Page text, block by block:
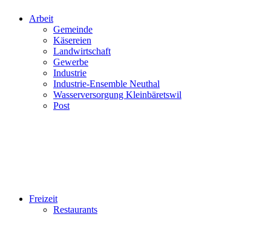
Arbeit
Gemeinde
Käsereien
Landwirtschaft
Gewerbe
Industrie
Industrie-Ensemble Neuthal
Wasserversorgung Kleinbäretswil
Post
Freizeit
Restaurants